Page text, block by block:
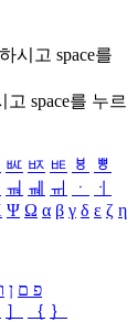
시고 space를
고 space를 누르
ㅵ ㅶ ㅷ ㅸ
ㅹ
ㆊ ㆋ ㆌ ㆍ
ㆎ
Ψ Ω α β γ δ ε ζ η
פ ם ן ו
］ ｛ ｝